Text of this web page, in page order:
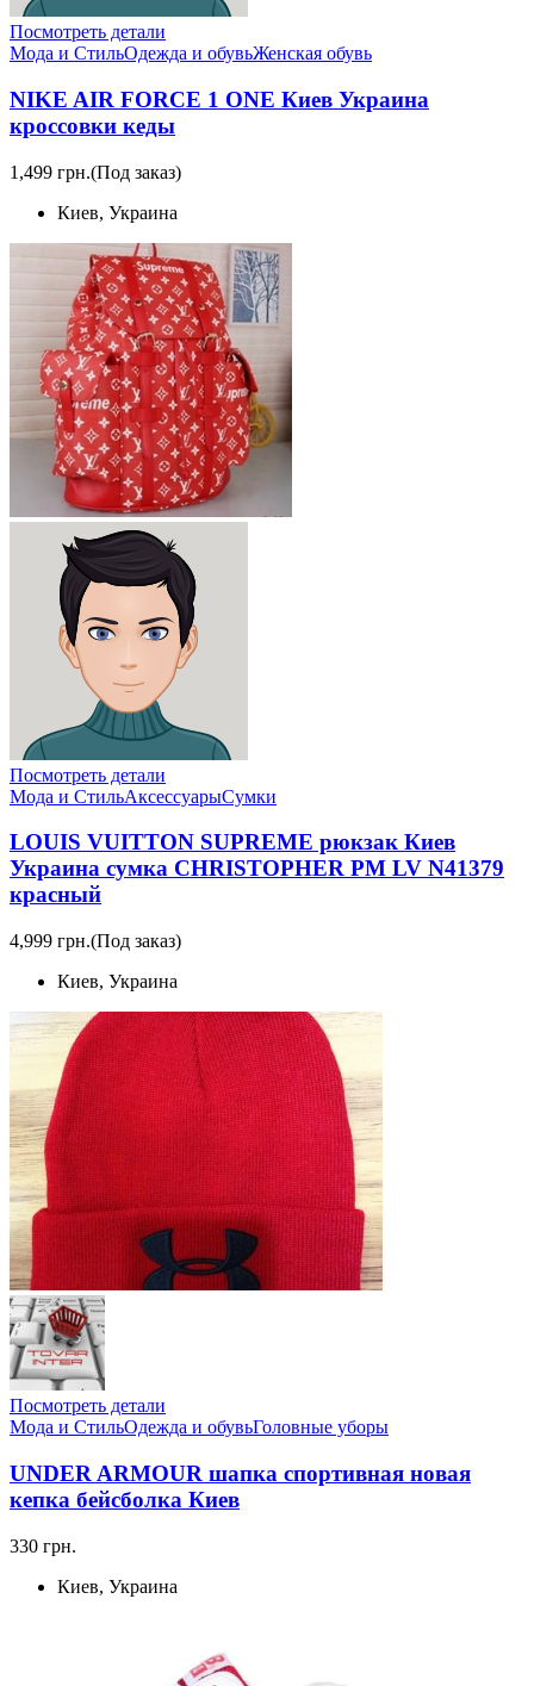
Посмотреть детали
Мода и СтильОдежда и обувьЖенская обувь
NIKE AIR FORCE 1 ONE Киев Украина
кроссовки кеды
1,499 грн.(Под заказ)
Киев, Украина
Посмотреть детали
Мода и СтильАксессуарыСумки
LOUIS VUITTON SUPREME рюкзак Киев
Украина сумка CHRISTOPHER PM LV N41379
красный
4,999 грн.(Под заказ)
Киев, Украина
Посмотреть детали
Мода и СтильОдежда и обувьГоловные уборы
UNDER ARMOUR шапка спортивная новая
кепка бейсболка Киев
330 грн.
Киев, Украина